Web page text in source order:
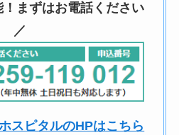
まずはお電話ください
／
スピタルのHPはこちら